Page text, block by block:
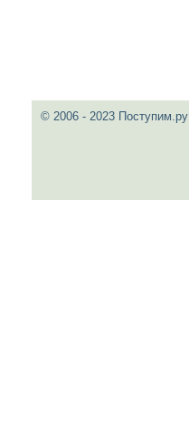
© 2006 - 2023 Поступим.ру